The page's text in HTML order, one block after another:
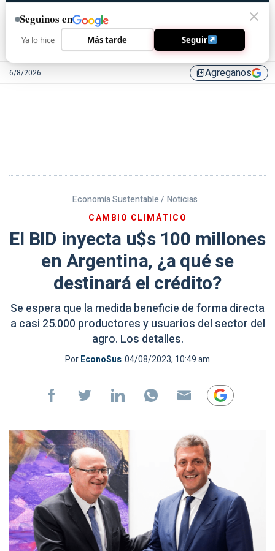
6/8/2026 library_addAgreganos
Economía Sustentable / Noticias
CAMBIO CLIMÁTICO
El BID inyecta u$s 100 millones
en Argentina, ¿a qué se
destinará el crédito?
Se espera que la medida beneficie de forma directa
a casi 25.000 productores y usuarios del sector del
agro. Los detalles.
PorEconoSus 04/08/2023, 10:49 am
Seguinos en
Ya lo hice Más tarde Seguir